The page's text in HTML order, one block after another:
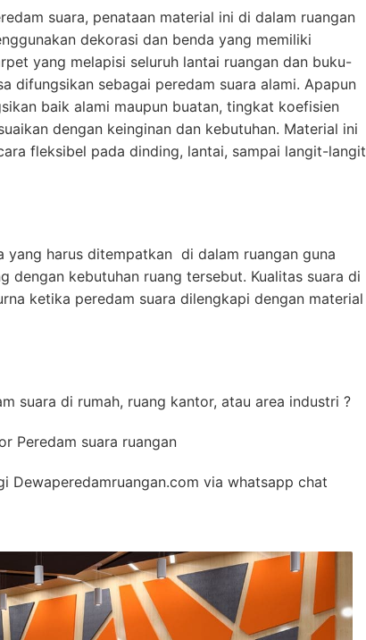
suara, penataan material ini di dalam ruangan
dekorasi dan benda yang memiliki
yang melapisi seluruh lantai ruangan dan buku-
difungsikan sebagai peredam suara alami. Apapun
baik alami maupun buatan, tingkat koefisien
dengan keinginan dan kebutuhan. Material ini
fleksibel pada dinding, lantai, sampai langit-langit
yang harus ditempatkan di dalam ruangan guna
dengan kebutuhan ruang tersebut. Kualitas suara di
ketika peredam suara dilengkapi dengan material
suara di rumah, ruang kantor, atau area industri ?
Peredam suara ruangan
Dewaperedamruangan.com via whatsapp chat